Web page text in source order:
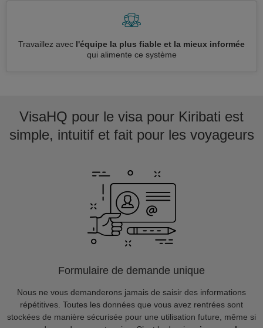
Travaillez avec l'équipe la plus fiable et la mieux informée
qui alimente ce système
VisaHQ pour le visa pour Kiribati est
simple, intuitif et fait pour les voyageurs
Formulaire de demande unique
Nous ne vous demanderons jamais de saisir des informations
répétitives. Toutes les données que vous avez rentrées sont
stockées de manière sécurisée pour une utilisation future, même si